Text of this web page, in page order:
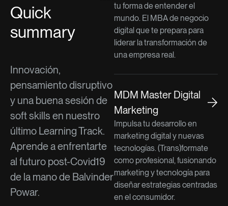
Quick
summary
Innovación,
pensamiento disruptivo
y una buena sesión de
soft skills en nuestro
último Learning Track.
Aprende a enfrentarte
al futuro post-Covid19
de la mano de Balvinder
Powar.
tu forma de entender el
mundo. El MBA de negocio
digital que te prepara para
liderar la transformación de
una empresa real.
MDM Master Digital
Marketing
Impulsa tu desarrollo en
marketing digital y nuevas
tecnologías. (Trans)formate
como profesional, fusionando
marketing y tecnología para
diseñar estrategias centradas
en el consumidor.